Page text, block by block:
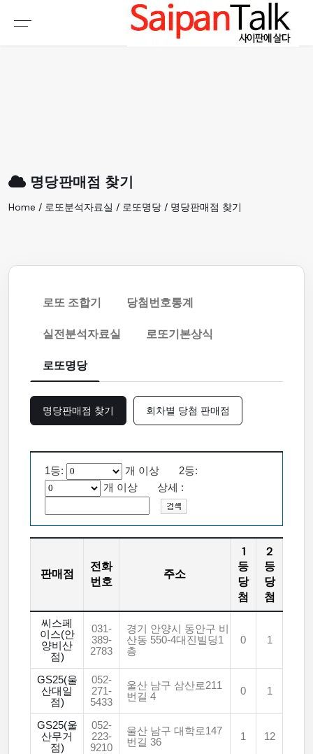
명당판매점 찾기
Home / 로또분석자료실 / 로또명당 / 명당판매점 찾기
로또 조합기
당첨번호통계
실전분석자료실
로또기본상식
로또명당
명당판매점 찾기 회차별 당첨 판매점
1등:
개 이상 2등:
개 이상 상세 :
판매점
전화
번호
주소
1
등
당
첨
2
등
당
첨
씨스페
이스(안
양비산
점)
031-
389-
2783
경기 안양시 동안구 비
산동 550-4대진빌딩1
층
0 1
GS25(울
산대일
점)
052-
271-
5433
울산 남구 삼산로211
번길 4
0 1
GS25(울
산무거
점)
052-
223-
9210
울산 남구 대학로147
번길 36
1 12
여행정보
생활정보
갤러리 & 동영상